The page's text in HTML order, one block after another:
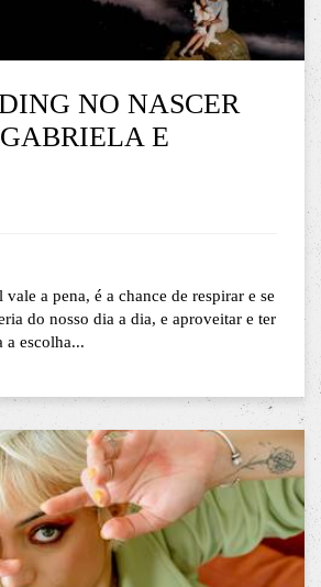
NO NASCER
E
a pena, é a chance de respirar e se
do nosso dia a dia, e aproveitar e ter
a escolha...